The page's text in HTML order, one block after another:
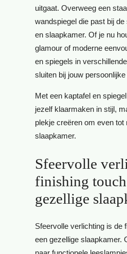
uitgaat. Overweeg een
wandspiegel die past bij
en slaapkamer. Of je nu
glamour of moderne
en spiegels in
sluiten bij jouw
Met een kaptafel en
jezelf klaarmaken in stijl,
plekje creëren om even tot
slaapkamer.
Sfeervolle
finishing
gezellige
Sfeervolle verlichting is de
een gezellige slaapkamer.